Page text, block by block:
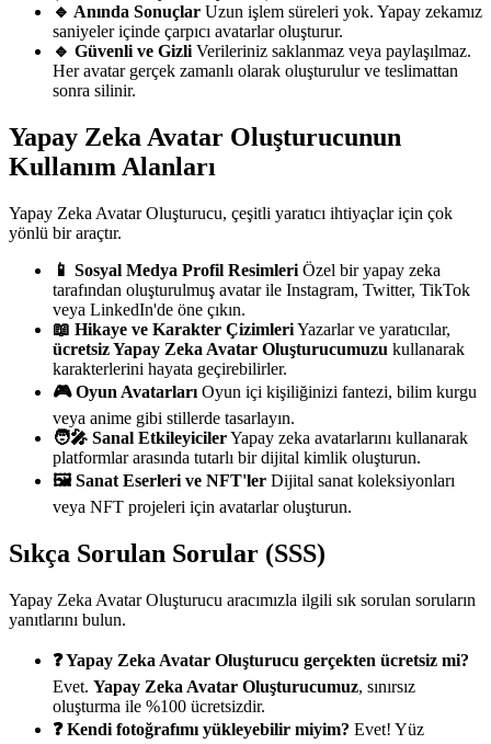
🔹 Anında Sonuçlar Uzun işlem süreleri yok. Yapay zekamız
saniyeler içinde çarpıcı avatarlar oluşturur.
🔹 Güvenli ve Gizli Verileriniz saklanmaz veya paylaşılmaz.
Her avatar gerçek zamanlı olarak oluşturulur ve teslimattan
sonra silinir.
Yapay Zeka Avatar Oluşturucunun
Kullanım Alanları
Yapay Zeka Avatar Oluşturucu, çeşitli yaratıcı ihtiyaçlar için çok
yönlü bir araçtır.
📱 Sosyal Medya Profil Resimleri Özel bir yapay zeka
tarafından oluşturulmuş avatar ile Instagram, Twitter, TikTok
veya LinkedIn'de öne çıkın.
📖 Hikaye ve Karakter ÇizimleriYazarlar ve yaratıcılar,
ücretsiz Yapay Zeka Avatar Oluşturucumuzu kullanarak
karakterlerini hayata geçirebilirler.
🎮 Oyun Avatarları Oyun içi kişiliğinizi fantezi, bilim kurgu
veya anime gibi stillerde tasarlayın.
🧑‍🎤 Sanal EtkileyicilerYapay zeka avatarlarını kullanarak
platformlar arasında tutarlı bir dijital kimlik oluşturun.
🖼️ Sanat Eserleri ve NFT'ler Dijital sanat koleksiyonları
veya NFT projeleri için avatarlar oluşturun.
Sıkça Sorulan Sorular (SSS)
Yapay Zeka Avatar Oluşturucu aracımızla ilgili sık sorulan soruların
yanıtlarını bulun.
❓ Yapay Zeka Avatar Oluşturucu gerçekten ücretsiz mi?
Evet. Yapay Zeka Avatar Oluşturucumuz, sınırsız
oluşturma ile %100 ücretsizdir.
❓ Kendi fotoğrafımı yükleyebilir miyim? Evet! Yüz